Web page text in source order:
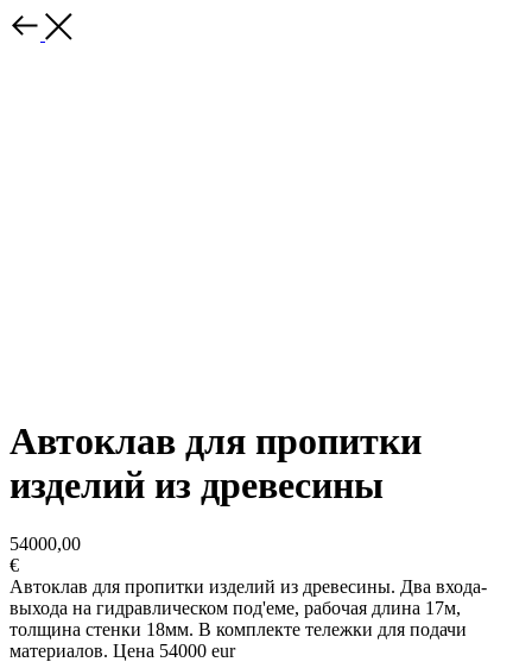
Автоклав для пропитки
изделий из древесины
54000,00
€
Автоклав для пропитки изделий из древесины. Два входа-
выхода на гидравлическом под'еме, рабочая длина 17м,
толщина стенки 18мм. В комплекте тележки для подачи
материалов. Цена 54000 eur